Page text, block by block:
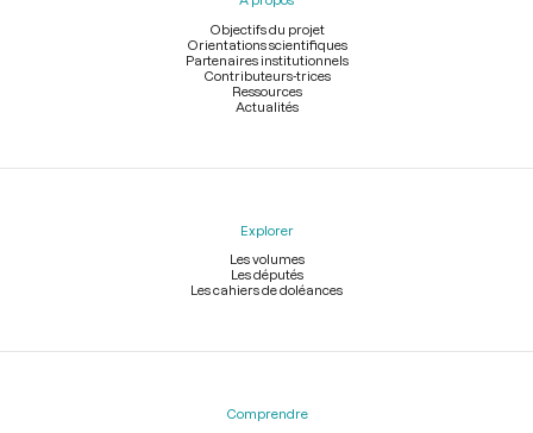
Objectifs du projet
Orientations scientifiques
Partenaires institutionnels
Contributeurs-trices
Ressources
Actualités
Explorer
Les volumes
Les députés
Les cahiers de doléances
Comprendre